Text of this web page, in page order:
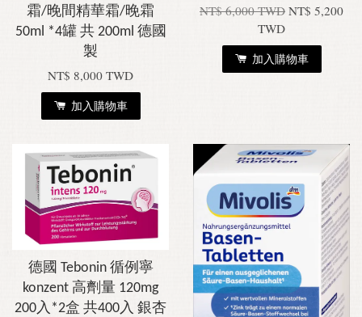
霜/晚間精華霜/晚霜
50ml *4罐 共 200ml 德國
製
NT$ 8,000 TWD
加入購物車
NT$ 6,000 TWD NT$ 5,200
TWD
加入購物車
德國 Tebonin 循例寧
konzent 高劑量 120mg
200入*2盒 共400入 銀杏